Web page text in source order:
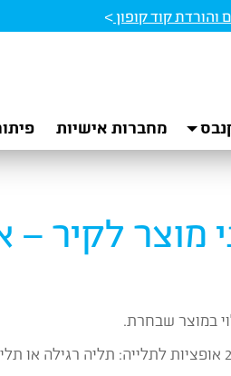
והורדת קוד קופון>
מחברות אישיות
מוצר לקיר –
במוצר שבחרת.